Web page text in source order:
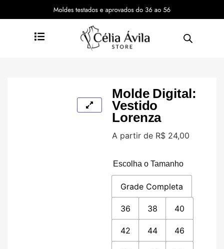
Molde Digital:
Vestido
Lorenza
A partir de R$ 24,00
Escolha o Tamanho
Grade Completa
36 38 40
42 44 46